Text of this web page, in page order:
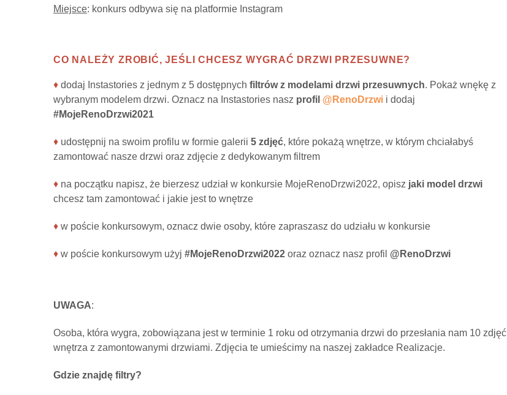
Miejsce: konkurs odbywa się na platformie Instagram
CO NALEŻY ZROBIĆ, JEŚLI CHCESZ WYGRAĆ DRZWI PRZESUWNE?
♦ dodaj Instastories z jednym z 5 dostępnych filtrów z modelami drzwi przesuwnych. Pokaż wnękę z
wybranym modelem drzwi. Oznacz na Instastories nasz profil @RenoDrzwi i dodaj
#MojeRenoDrzwi2021
♦ udostępnij na swoim profilu w formie galerii 5 zdjęć, które pokażą wnętrze, w którym chciałabyś
zamontować nasze drzwi oraz zdjęcie z dedykowanym filtrem
♦ na początku napisz, że bierzesz udział w konkursie MojeRenoDrzwi2022, opisz jaki model drzwi
chcesz tam zamontować i jakie jest to wnętrze
♦ w poście konkursowym, oznacz dwie osoby, które zapraszasz do udziału w konkursie
♦ w poście konkursowym użyj #MojeRenoDrzwi2022 oraz oznacz nasz profil @RenoDrzwi
UWAGA:
Osoba, która wygra, zobowiązana jest w terminie 1 roku od otrzymania drzwi do przesłania nam 10 zdjęć
wnętrza z zamontowanymi drzwiami. Zdjęcia te umieścimy na naszej zakładce Realizacje.
Gdzie znajdę filtry?